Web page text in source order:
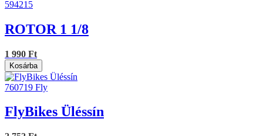
594215
ROTOR 1 1/8
1 990 Ft
Kosárba
760719 Fly
FlyBikes Üléssín